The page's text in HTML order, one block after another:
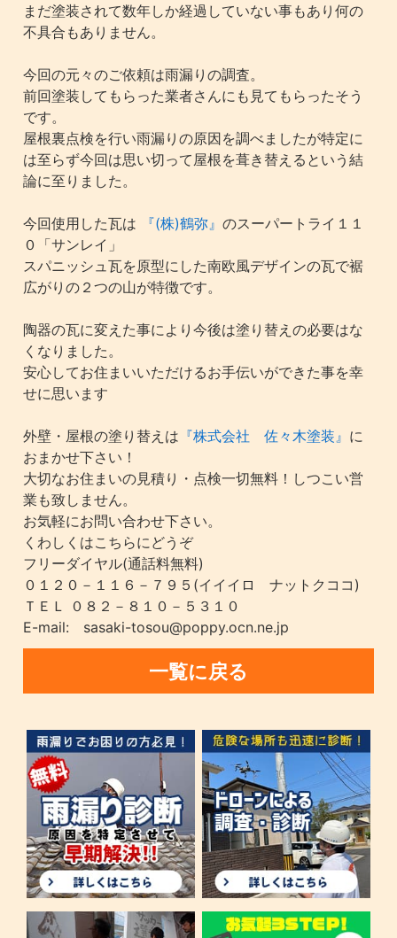
まだ塗装されて数年しか経過していない事もあり何の
不具合もありません。
今回の元々のご依頼は雨漏りの調査。
前回塗装してもらった業者さんにも見てもらったそう
です。
屋根裏点検を行い雨漏りの原因を調べましたが特定に
は至らず今回は思い切って屋根を葺き替えるという結
論に至りました。
今回使用した瓦は 『(株)鶴弥』のスーパートライ１１
０「サンレイ」
スパニッシュ瓦を原型にした南欧風デザインの瓦で裾
広がりの２つの山が特徴です。
陶器の瓦に変えた事により今後は塗り替えの必要はな
くなりました。
安心してお住まいいただけるお手伝いができた事を幸
せに思います
外壁・屋根の塗り替えは 『株式会社 佐々木塗装』 に
おまかせ下さい！
大切なお住まいの見積り・点検一切無料！しつこい営
業も致しません。
お気軽にお問い合わせ下さい。
くわしくはこちらにどうぞ
フリーダイヤル(通話料無料)
０１２０－１１６－７９５(イイイロ ナットクココ)
ＴＥＬ ０８２－８１０－５３１０
E-mail: sasaki-tosou@poppy.ocn.ne.jp
一覧に戻る